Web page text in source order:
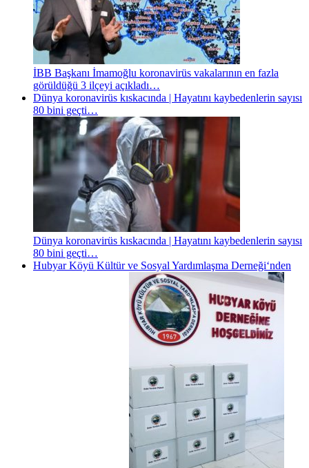
İBB Başkanı İmamoğlu koronavirüs vakalarının en fazla
görüldüğü 3 ilçeyi açıkladı…
Dünya koronavirüs kıskacında | Hayatını kaybedenlerin sayısı
80 bini geçti…
Dünya koronavirüs kıskacında | Hayatını kaybedenlerin sayısı
80 bini geçti…
Hubyar Köyü Kültür ve Sosyal Yardımlaşma Derneği‘nden